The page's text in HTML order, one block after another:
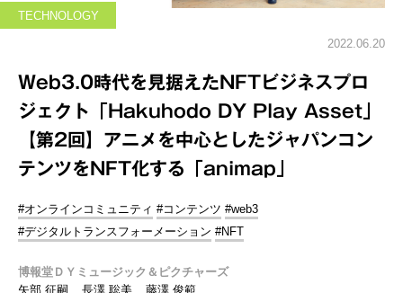
TECHNOLOGY
2022.06.20
Web3.0時代を見据えたNFTビジネスプロ
ジェクト「Hakuhodo DY Play Asset」
【第2回】アニメを中心としたジャパンコン
テンツをNFT化する「animap」
#オンラインコミュニティ #コンテンツ #web3
#デジタルトランスフォーメーション #NFT
博報堂ＤＹミュージック＆ピクチャーズ
矢部 征嗣
長澤 聡美
藤澤 俊範